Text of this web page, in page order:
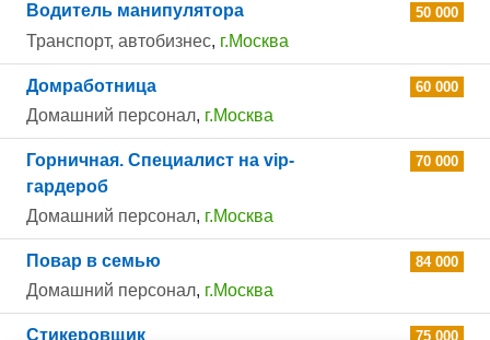
Водитель манипулятора
Транспорт, автобизнес, г.Москва
50 000
Домработница
Домашний персонал, г.Москва
60 000
Горничная. Специалист на vip-
гардероб
Домашний персонал, г.Москва
70 000
Повар в семью
Домашний персонал, г.Москва
84 000
Стикеровщик 75 000